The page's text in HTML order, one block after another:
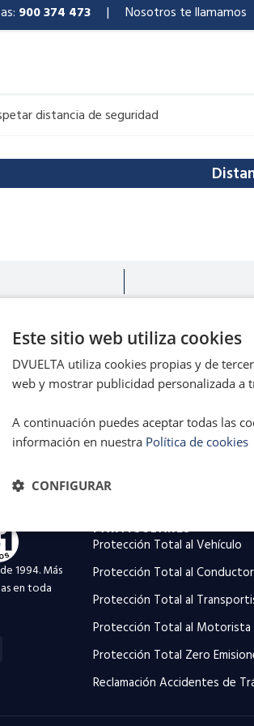
900 374 473| Nosotros te llamamos
distancia de seguridad
1994. Más
en toda
PARTICULARES
Protección Total al Vehículo
Protección Total al Conductor
Protección Total al
Protección Total al Motorista
Protección Total Zero
Reclamación Accidentes de
Este sitio web utiliza cookies
DVUELTA utiliza cookies propias y de
web y mostrar publicidad personalizada a
A continuación puedes aceptar todas las
información en nuestra Política de cookies
CONFIGURAR